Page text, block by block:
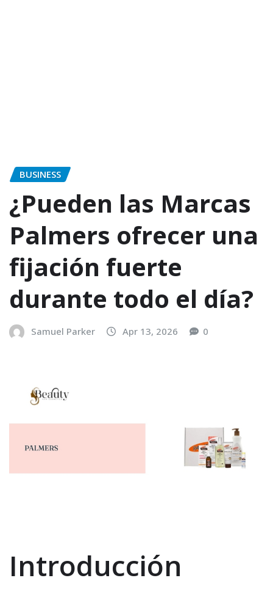
BUSINESS
¿Pueden las Marcas
Palmers ofrecer una
fijación fuerte
durante todo el día?
Samuel Parker Apr 13, 2026 0
Introducción